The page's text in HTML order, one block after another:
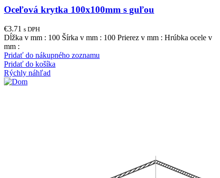
Oceľová krytka 100x100mm s guľou
€3.71 s DPH
Dĺžka v mm : 100 Šírka v mm : 100 Prierez v mm : Hrúbka ocele v
mm :
Pridať do nákupného zoznamu
Pridať do košíka
Rýchly náhľad